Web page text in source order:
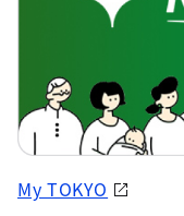
My TOKYO